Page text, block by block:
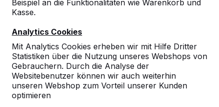
Beispiel an die Funktionalitäten wie Warenkorb und
Kasse.
Analytics Cookies
Mit Analytics Cookies erheben wir mit Hilfe Dritter
Statistiken über die Nutzung unseres Webshops von
Gebrauchern. Durch die Analyse der
Websitebenutzer können wir auch weiterhin
unseren Webshop zum Vorteil unserer Kunden
optimieren